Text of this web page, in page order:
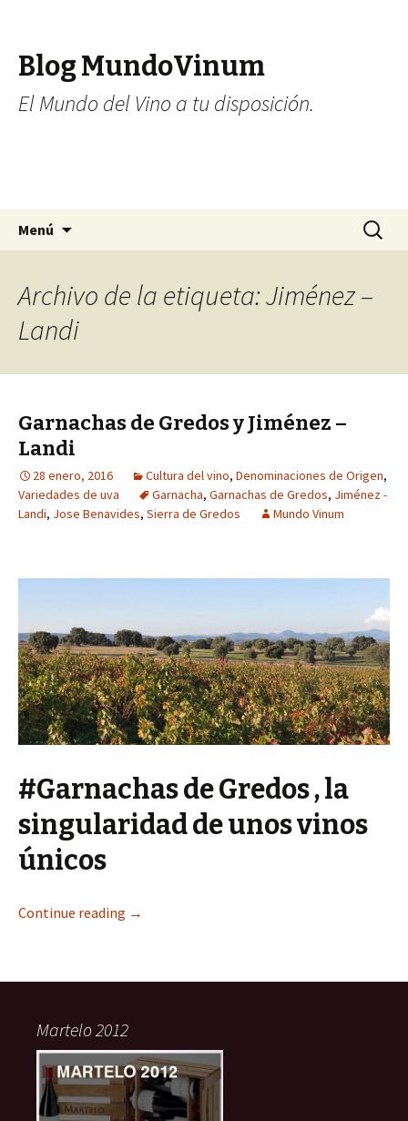
Blog MundoVinum
El Mundo del Vino a tu disposición.
Menú Buscar:
Archivo de la etiqueta: Jiménez –
Landi
Garnachas de Gredos y Jiménez –
Landi
28 enero, 2016 Cultura del vino, Denominaciones de Origen,
Variedades de uva
Garnacha, Garnachas de Gredos, Jiménez -
Landi, Jose Benavides, Sierra de Gredos Mundo Vinum
#Garnachas de Gredos , la
singularidad de unos vinos
únicos
Continue reading →
Martelo 2012